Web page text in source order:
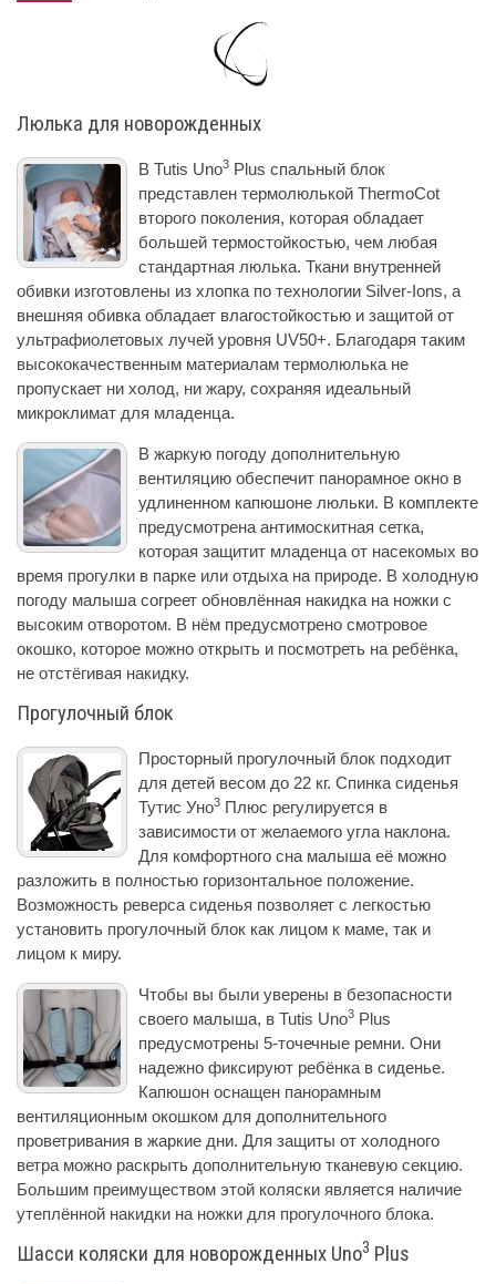
Люлька для новорожденных
В Tutis Uno3 Plus спальный блок
представлен термолюлькой ThermoCot
второго поколения, которая обладает
большей термостойкостью, чем любая
стандартная люлька. Ткани внутренней
обивки изготовлены из хлопка по технологии Silver-Ions, а
внешняя обивка обладает влагостойкостью и защитой от
ультрафиолетовых лучей уровня UV50+. Благодаря таким
высококачественным материалам термолюлька не
пропускает ни холод, ни жару, сохраняя идеальный
микроклимат для младенца.
В жаркую погоду дополнительную
вентиляцию обеспечит панорамное окно в
удлиненном капюшоне люльки. В комплекте
предусмотрена антимоскитная сетка,
которая защитит младенца от насекомых во
время прогулки в парке или отдыха на природе. В холодную
погоду малыша согреет обновлённая накидка на ножки с
высоким отворотом. В нём предусмотрено смотровое
окошко, которое можно открыть и посмотреть на ребёнка,
не отстёгивая накидку.
Прогулочный блок
Просторный прогулочный блок подходит
для детей весом до 22 кг. Спинка сиденья
Тутис Уно3 Плюс регулируется в
зависимости от желаемого угла наклона.
Для комфортного сна малыша её можно
разложить в полностью горизонтальное положение.
Возможность реверса сиденья позволяет с легкостью
установить прогулочный блок как лицом к маме, так и
лицом к миру.
Чтобы вы были уверены в безопасности
своего малыша, в Tutis Uno3 Plus
предусмотрены 5-точечные ремни. Они
надежно фиксируют ребёнка в сиденье.
Капюшон оснащен панорамным
вентиляционным окошком для дополнительного
проветривания в жаркие дни. Для защиты от холодного
ветра можно раскрыть дополнительную тканевую секцию.
Большим преимуществом этой коляски является наличие
утеплённой накидки на ножки для прогулочного блока.
Шасси коляски для новорожденных Uno3 Plus